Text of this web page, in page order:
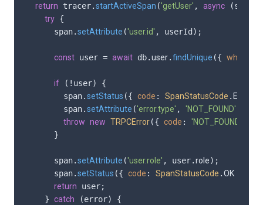
return tracer.startActiveSpan ('getUser' , async (span)
try {
      span.
setAttribute ('user.id' , userId);
const user = await db.user.findUnique ({ where
if (!user) {
        span.
setStatus ({ code : SpanStatusCode . ERROR
        span.
setAttribute ('error.type' , 'NOT_FOUND'
throw new TRPCError({ code : 'NOT_FOUND'
      }
      span.
setAttribute ('user.role' , user.role);
      span.
setStatus ({ code : SpanStatusCode .OK
return user;
    }
catch (error) {